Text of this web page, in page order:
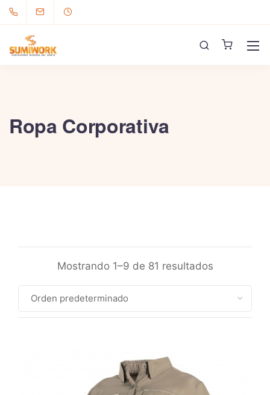
Ropa Corporativa
Mostrando 1–9 de 81 resultados